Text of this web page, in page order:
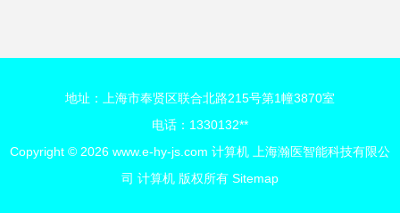
地址：上海市奉贤区联合北路215号第1幢3870室
电话：1330132**
Copyright © 2026 www.e-hy-js.com 计算机
上海瀚医智能科技有限公
司 计算机 版权所有 Sitemap